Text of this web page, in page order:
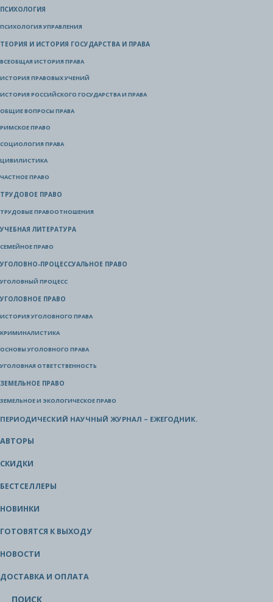
ПСИХОЛОГИЯ
ПСИХОЛОГИЯ УПРАВЛЕНИЯ
ТЕОРИЯ И ИСТОРИЯ ГОСУДАРСТВА И ПРАВА
ВСЕОБЩАЯ ИСТОРИЯ ПРАВА
ИСТОРИЯ ПРАВОВЫХ УЧЕНИЙ
ИСТОРИЯ РОССИЙСКОГО ГОСУДАРСТВА И ПРАВА
ОБЩИЕ ВОПРОСЫ ПРАВА
РИМСКОЕ ПРАВО
СОЦИОЛОГИЯ ПРАВА
ЦИВИЛИСТИКА
ЧАСТНОЕ ПРАВО
ТРУДОВОЕ ПРАВО
ТРУДОВЫЕ ПРАВООТНОШЕНИЯ
УЧЕБНАЯ ЛИТЕРАТУРА
СЕМЕЙНОЕ ПРАВО
УГОЛОВНО-ПРОЦЕССУАЛЬНОЕ ПРАВО
УГОЛОВНЫЙ ПРОЦЕСС
УГОЛОВНОЕ ПРАВО
ИСТОРИЯ УГОЛОВНОГО ПРАВА
КРИМИНАЛИСТИКА
ОСНОВЫ УГОЛОВНОГО ПРАВА
УГОЛОВНАЯ ОТВЕТСТВЕННОСТЬ
ЗЕМЕЛЬНОЕ ПРАВО
ЗЕМЕЛЬНОЕ И ЭКОЛОГИЧЕСКОЕ ПРАВО
ПЕРИОДИЧЕСКИЙ НАУЧНЫЙ ЖУРНАЛ – ЕЖЕГОДНИК.
АВТОРЫ
СКИДКИ
БЕСТСЕЛЛЕРЫ
НОВИНКИ
ГОТОВЯТСЯ К ВЫХОДУ
НОВОСТИ
ДОСТАВКА И ОПЛАТА
ПОИСК